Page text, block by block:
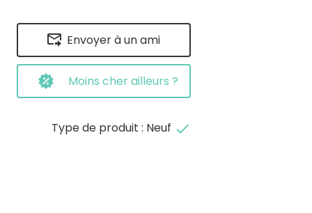
Envoyer à un ami
Moins cher ailleurs ?
Type de produit : Neuf done